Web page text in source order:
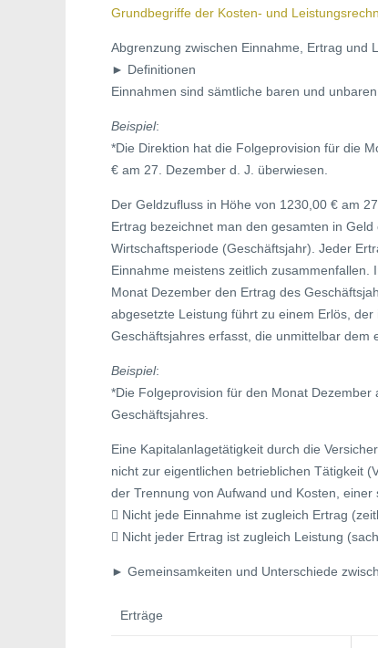
Grundbegriffe der Kosten- und
Abgrenzung zwischen Einnahme, Ertrag und
► Definitionen
Einnahmen sind sämtliche baren und
Beispiel:
*Die Direktion hat die Folgeprovision für die
€ am 27. Dezember d. J. überwiesen.
Der Geldzufluss in Höhe von 1230,00 € am
Ertrag bezeichnet man den gesamten in
Wirtschaftsperiode (Geschäftsjahr). Jeder
Einnahme meistens zeitlich
Monat Dezember den Ertrag des
abgesetzte Leistung führt zu einem Erlös,
Geschäftsjahres erfasst, die unmittelbar dem
Beispiel:
*Die Folgeprovision für den Monat
Geschäftsjahres.
Eine Kapitalanlagetätigkeit durch die
nicht zur eigentlichen betrieblichen Tätigkeit
der Trennung von Aufwand und Kosten, einer
 Nicht jede Einnahme ist zugleich Ertrag
 Nicht jeder Ertrag ist zugleich Leistung
► Gemeinsamkeiten und Unterschiede
Erträge